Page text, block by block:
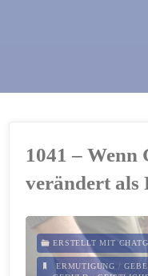
1041 – Wenn
verändert als
ERSTELLT MIT
ERMUTIGUNG /